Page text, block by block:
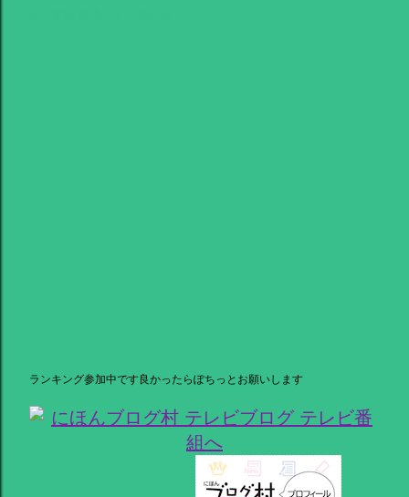
ランキング参加中です良かったらぽちっとお願いします